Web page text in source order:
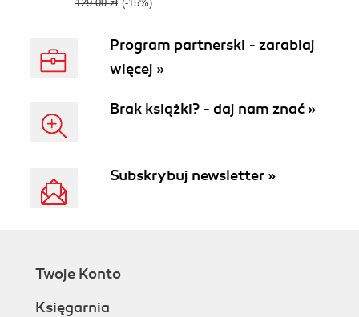
129.00 zł (-15%)
Program partnerski - zarabiaj
więcej »
Brak książki? - daj nam znać »
Subskrybuj newsletter »
Twoje Konto
Księgarnia